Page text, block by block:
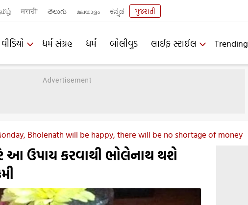
मराठी తెలుగు മലയാളം ಕನ್ನಡ ગુજરાતી
વીડિયો ધર્મ સંગ્રહ ધર્મ બોલીવુડ લાઈફ સ્ટાઈલ Trending
Bholenath will be happy, there will be no shortage of money
આ ઉપાય કરવાથી ભોલેનાથ થશે